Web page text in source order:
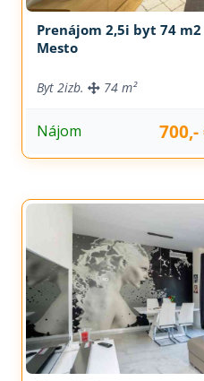
Prenájom 2,5i byt 74
Mesto
Byt 2izb. 74 m²
Nájom 700,-